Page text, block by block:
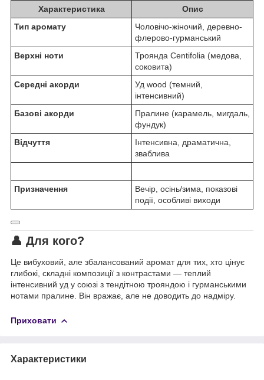
Характеристика
Опис
Тип аромату
Чоловічо-жіночий, деревно-
флерово-гурманський
Верхні ноти
Троянда Centifolia (медова,
соковита)
Середні акорди
Уд wood (темний,
інтенсивний)
Базові акорди
Пралине (карамель, мигдаль,
фундук)
Відчуття
Інтенсивна, драматична,
зваблива
Призначення
Вечір, осінь/зима, показові
події, особливі виходи
👤 Для кого?
Це вибуховий, але збалансований аромат для тих, хто цінує
глибокі, складні композиції з контрастами — теплий
інтенсивний уд у союзі з тендітною трояндою і гурманськими
нотами пралине. Він вражає, але не доводить до надміру.
Приховати
Характеристики